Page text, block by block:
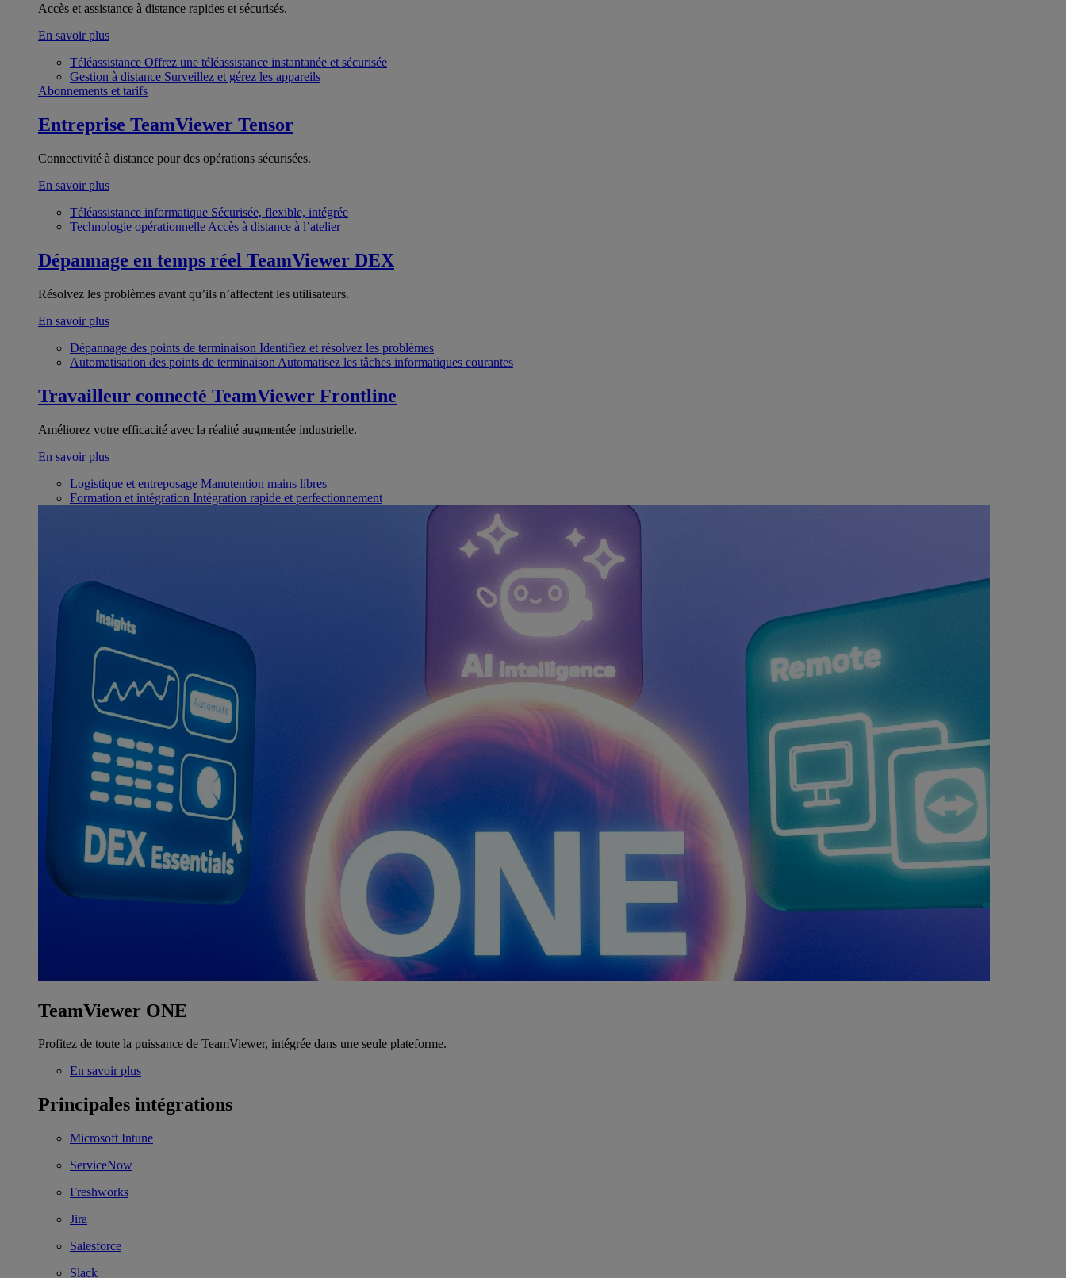
Accès et assistance à distance rapides et sécurisés.
En savoir plus
Téléassistance Offrez une téléassistance instantanée et sécurisée
Gestion à distance Surveillez et gérez les appareils
Abonnements et tarifs
Entreprise TeamViewer Tensor
Connectivité à distance pour des opérations sécurisées.
En savoir plus
Téléassistance informatique Sécurisée, flexible, intégrée
Technologie opérationnelle Accès à distance à l’atelier
Dépannage en temps réel TeamViewer DEX
Résolvez les problèmes avant qu’ils n’affectent les utilisateurs.
En savoir plus
Dépannage des points de terminaison Identifiez et résolvez les problèmes
Automatisation des points de terminaison Automatisez les tâches informatiques courantes
Travailleur connecté TeamViewer Frontline
Améliorez votre efficacité avec la réalité augmentée industrielle.
En savoir plus
Logistique et entreposage Manutention mains libres
Formation et intégration Intégration rapide et perfectionnement
TeamViewer ONE
Profitez de toute la puissance de TeamViewer, intégrée dans une seule plateforme.
En savoir plus
Principales intégrations
Microsoft Intune
ServiceNow
Freshworks
Jira
Salesforce
Slack